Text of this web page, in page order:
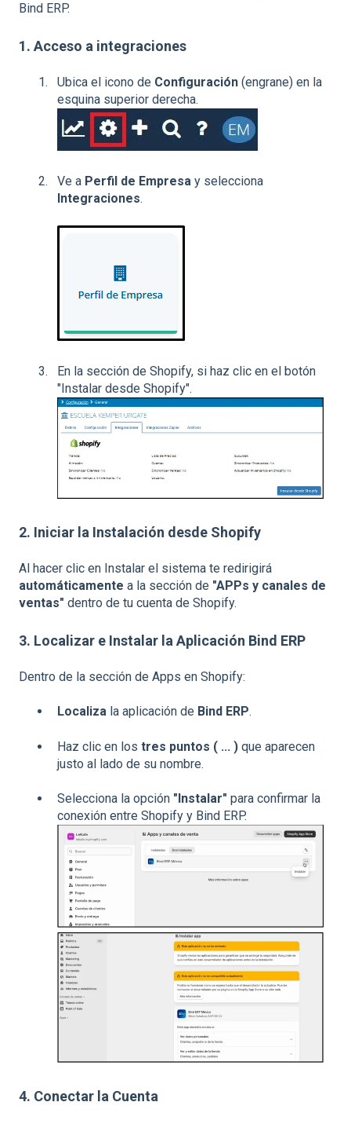
Bind ERP.
1. Acceso a integraciones
Ubica el icono de Configuración (engrane) en la
esquina superior derecha.
Ve a Perfil de Empresa y selecciona
Integraciones.
En la sección de Shopify, si haz clic en el botón
"Instalar desde Shopify".
2. Iniciar la Instalación desde Shopify
Al hacer clic en Instalar el sistema te redirigirá
automáticamente a la sección de "APPs y canales de
ventas" dentro de tu cuenta de Shopify.
3. Localizar e Instalar la Aplicación Bind ERP
Dentro de la sección de Apps en Shopify:
Localiza la aplicación de Bind ERP.
Haz clic en los tres puntos ( ... ) que aparecen
justo al lado de su nombre.
Selecciona la opción "Instalar" para confirmar la
conexión entre Shopify y Bind ERP.
4. Conectar la Cuenta